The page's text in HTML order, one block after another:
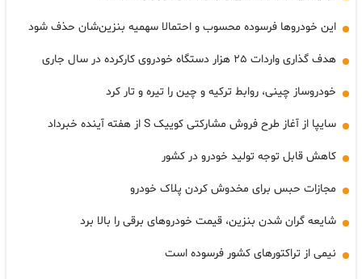
این خودروها فرسوده محسوب و احتمالا سهمیه بنزین‌شان حذف شود
هدف گذاری واردات ۲۵ هزار دستگاه خودروی کارکرده در سال جاری
خودروساز چینی، روابط ترکیه و چین را تیره و تار کرد
سایپا از آغاز طرح فروش مشارکتی کوییک S از هفته آینده خبرداد
کاهش قابل توجه تولید خودرو در کشور
مجازات حبس برای مخدوش کردن پلاک خودرو
شایعه گران شدن بنزین، قیمت خودروهای برقی را بالا برد
نیمی از تراکتورهای کشور فرسوده است